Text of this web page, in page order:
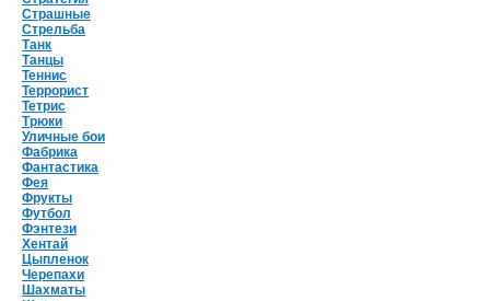
Страшные
Стрельба
Танк
Танцы
Теннис
Террорист
Тетрис
Трюки
Уличные бои
Фабрика
Фантастика
Фея
Фрукты
Футбол
Фэнтези
Хентай
Цыпленок
Черепахи
Шахматы